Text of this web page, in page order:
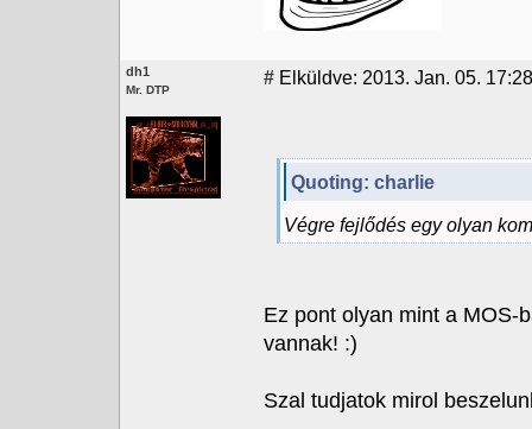
dh1
Mr. DTP
# Elküldve: 2013. Jan. 05. 17:28
Quoting: charlie
Végre fejlődés egy olyan
Ez pont olyan mint a MOS-
vannak! :)
Szal tudjatok mirol